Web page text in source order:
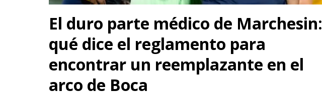
El duro parte médico de Marchesin:
qué dice el reglamento para
encontrar un reemplazante en el
arco de Boca